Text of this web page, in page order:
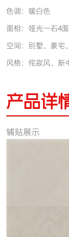
色调：暖白色
面相：哑光一石4面
空间：别墅、豪宅
风格：侘寂风、新
产品详
铺贴展示